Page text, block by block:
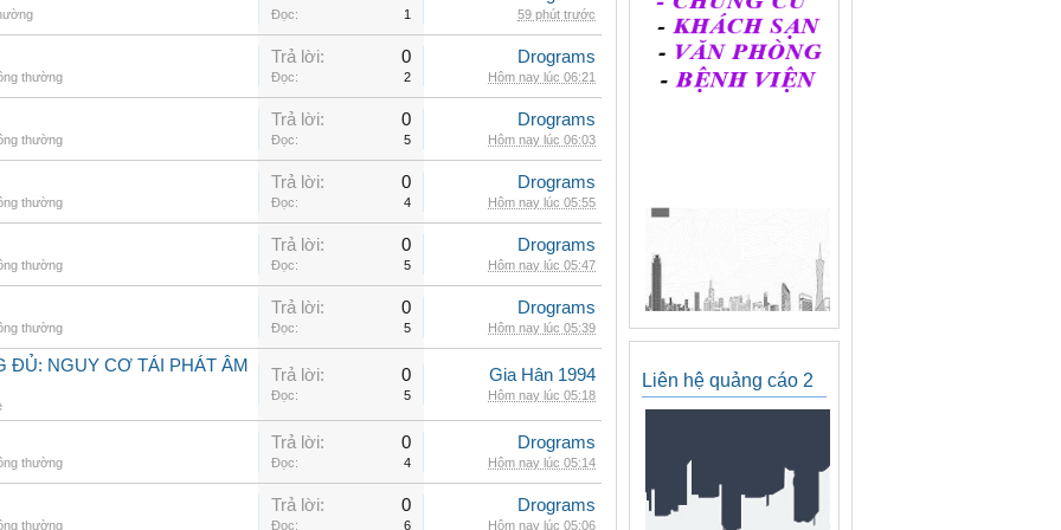
Đọc: 1 59 phút trước
thường
Trả lời: 0
Đọc: 2
Drograms
Hôm nay lúc 06:21
thường
Trả lời: 0
Đọc: 5
Drograms
Hôm nay lúc 06:03
thường
Trả lời: 0
Đọc: 4
Drograms
Hôm nay lúc 05:55
thường
Trả lời: 0
Đọc: 5
Drograms
Hôm nay lúc 05:47
thường
Trả lời: 0
Đọc: 5
Drograms
Hôm nay lúc 05:39
ĐỦ: NGUY CƠ TÁI PHÁT ÂM Trả lời: 0
Đọc: 5
Gia Hân 1994
Hôm nay lúc 05:18
thường
Trả lời: 0
Đọc: 4
Drograms
Hôm nay lúc 05:14
thường
Trả lời: 0
Đọc: 6
Drograms
Hôm nay lúc 05:06
Liên hệ quảng cáo 2